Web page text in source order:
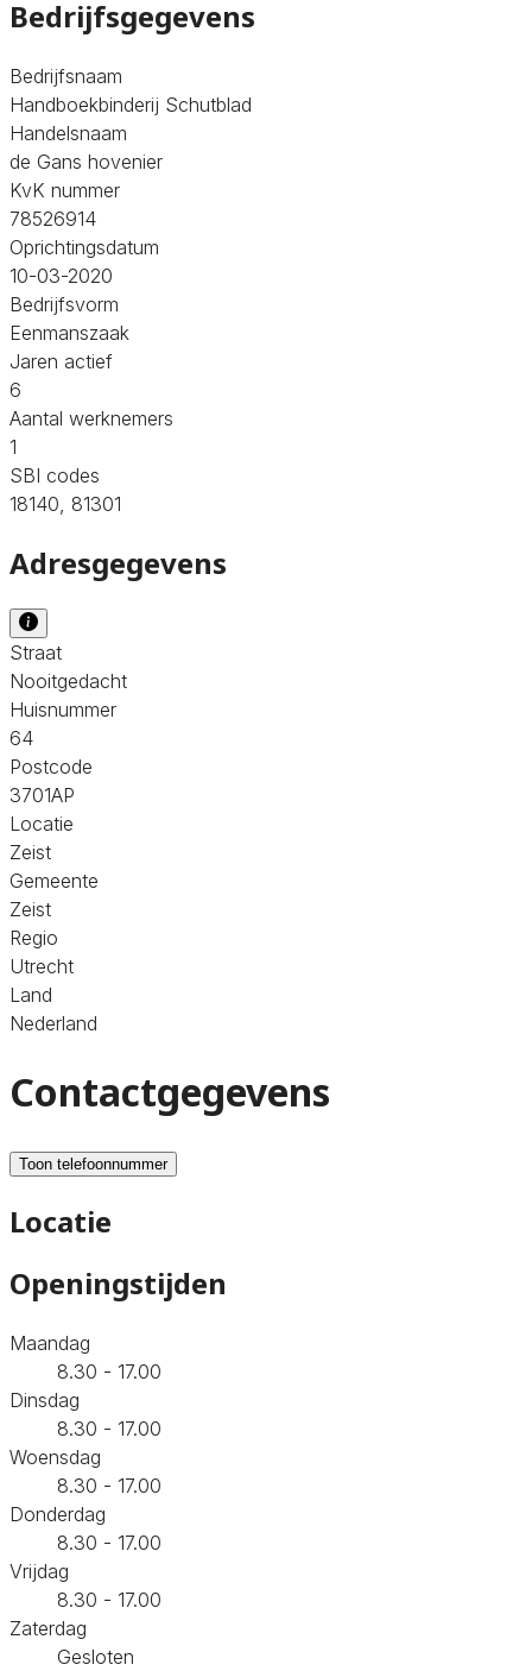
Bedrijfsgegevens
Bedrijfsnaam
Handboekbinderij Schutblad
Handelsnaam
de Gans hovenier
KvK nummer
78526914
Oprichtingsdatum
10-03-2020
Bedrijfsvorm
Eenmanszaak
Jaren actief
6
Aantal werknemers
1
SBI codes
18140, 81301
Adresgegevens
Straat
Nooitgedacht
Huisnummer
64
Postcode
3701AP
Locatie
Zeist
Gemeente
Zeist
Regio
Utrecht
Land
Nederland
Contactgegevens
Toon telefoonnummer
Locatie
Openingstijden
Maandag
8.30 - 17.00
Dinsdag
8.30 - 17.00
Woensdag
8.30 - 17.00
Donderdag
8.30 - 17.00
Vrijdag
8.30 - 17.00
Zaterdag
Gesloten